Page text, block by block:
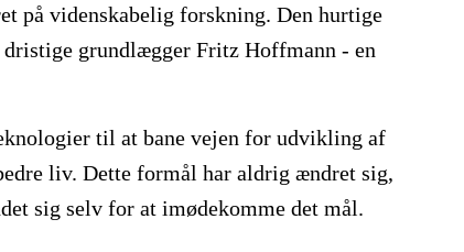
på videnskabelig forskning. Den hurtige
grundlægger Fritz Hoffmann - en
til at bane vejen for udvikling af
liv. Dette formål har aldrig ændret sig,
sig selv for at imødekomme det mål.